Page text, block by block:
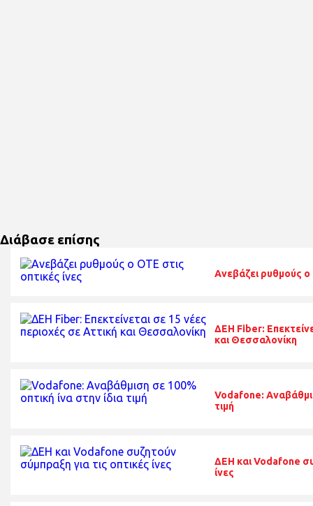
Διάβασε επίσης
Ανεβάζει ρυθμούς ο
ΔΕΗ Fiber:
και Θεσσαλονίκη
Vodafone:
τιμή
ΔΕΗ και Vodafone
ίνες